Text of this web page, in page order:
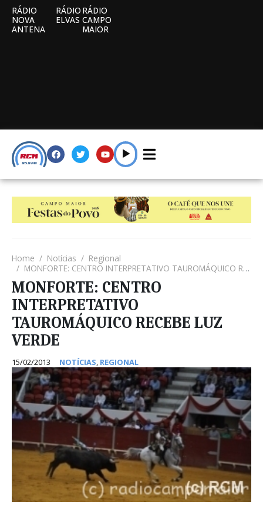
RÁDIO
NOVA
ANTENA
RÁDIO
ELVAS
RÁDIO
CAMPO
MAIOR
Home Notícias
Regional
MONFORTE: CENTRO INTERPRETATIVO TAUROMÁQUICO RECEBE LUZ VERDE
MONFORTE: CENTRO
INTERPRETATIVO
TAUROMÁQUICO RECEBE LUZ
VERDE
15/02/2013 NOTÍCIAS, REGIONAL